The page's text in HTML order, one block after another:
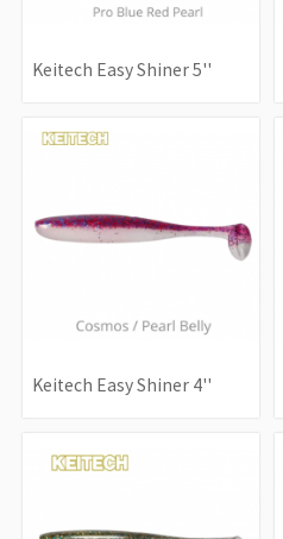
Keitech Easy Shiner 5''
Keitech Easy Shiner 4''